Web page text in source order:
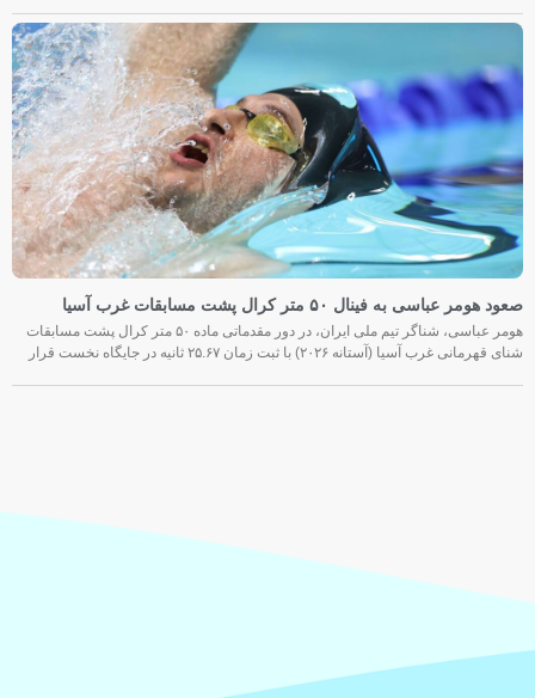
صعود هومر عباسی به فینال ۵۰ متر کرال پشت مسابقات غرب آسیا
هومر عباسی، شناگر تیم ملی ایران، در دور مقدماتی ماده ۵۰ متر کرال پشت مسابقات
شنای قهرمانی غرب آسیا (آستانه ۲۰۲۶) با ثبت زمان ۲۵.۶۷ ثانیه در جایگاه نخست قرار